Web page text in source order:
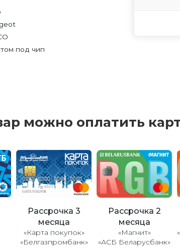
под чип
можно оплатить
Рассрочка 3
месяца
«Карта покупок»
«Белгазпромбанк»
Рассрочка 2
месяца
«Магнит»
«АСБ Беларусбанк»